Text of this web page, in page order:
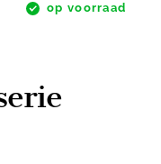
op voorraad